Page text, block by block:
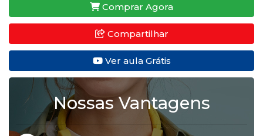
Comprar Agora
Compartilhar
Ver aula Grátis
Nossas Vantagens